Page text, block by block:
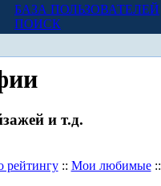
БАЗА ПОЛЬЗОВАТЕЛЕЙ
ПОИСК
и т.д.
рейтингу:: Мои любимые::